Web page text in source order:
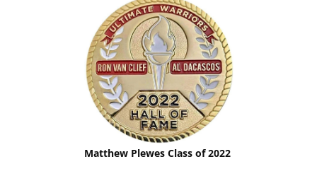
Matthew Plewes Class of 2022